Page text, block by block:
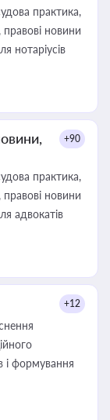
практика,
новини
нотаріусів
+90
практика,
новини
адвокатів
+12
і формування